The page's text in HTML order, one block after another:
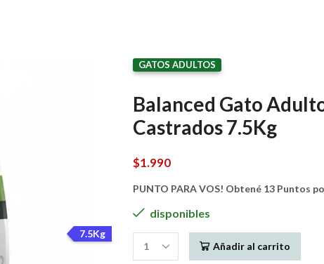
7.5Kg
GATOS ADULTOS
Balanced Gato
Castrados 7.5Kg
$1.990
PUNTO PARA VOS! Obtené 13 Puntos
disponibles
Balanced
Añadir al carrito